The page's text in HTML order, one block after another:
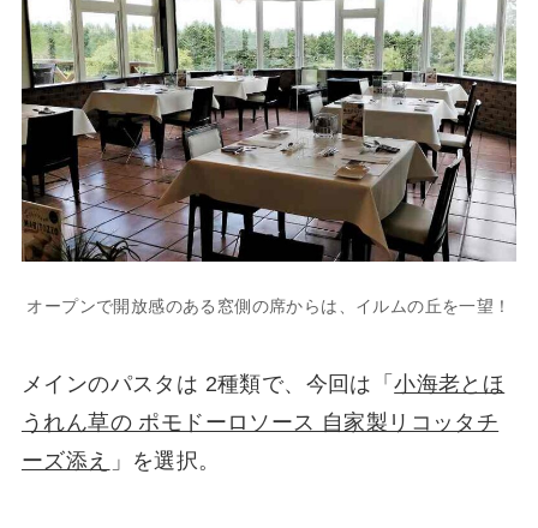
オープンで開放感のある窓側の席からは、イルムの丘を一望！
メインのパスタは 2種類で、今回は「小海老とほ
うれん草の ポモドーロソース 自家製リコッタチ
ーズ添え
」を選択。